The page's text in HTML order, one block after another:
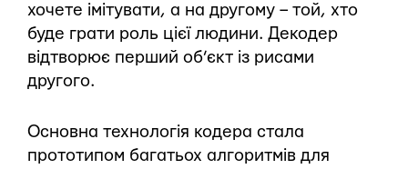
хочете імітувати, а на другому – той, хто
буде грати роль цієї людини. Декодер
відтворює перший об’єкт із рисами
другого.
Основна технологія кодера стала
прототипом багатьох алгоритмів для